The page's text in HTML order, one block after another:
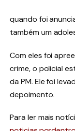
quando foi
também um
Com eles foi
crime, o policial
da PM. Ele foi
depoimento.
Para ler mais